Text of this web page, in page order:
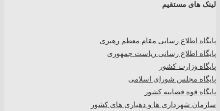
لینک های مستقیم
پایگاه اطلاع رسانی مقام معظم رهبری
پایگاه اطلاع رسانی ریاست جمهوری
پایگاه وزارت کشور
پایگاه مجلس شورای اسلامی
پایگاه قوه قضاییه کشور
سازمان شهرداری ها و دهیاری های کشور